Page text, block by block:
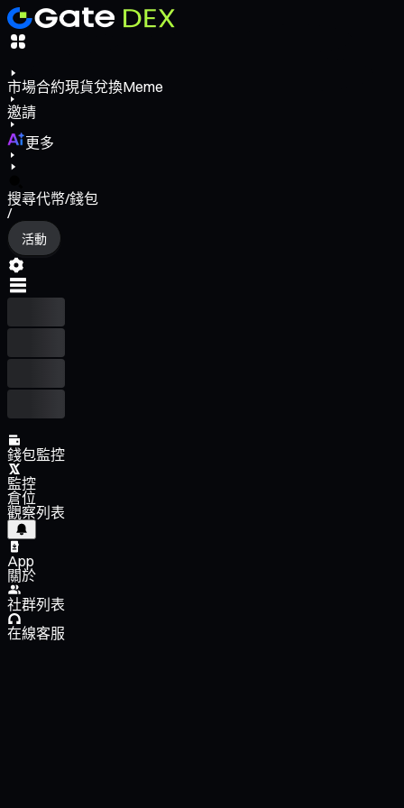
市場合約現貨兌換Meme
邀請
更多
搜尋代幣/錢包
/
活動
錢包監控
監控
倉位
觀察列表
App
關於
社群列表
在線客服